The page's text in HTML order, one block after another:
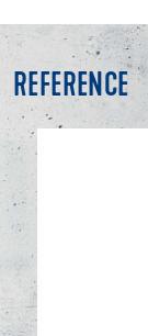
REFERENCE